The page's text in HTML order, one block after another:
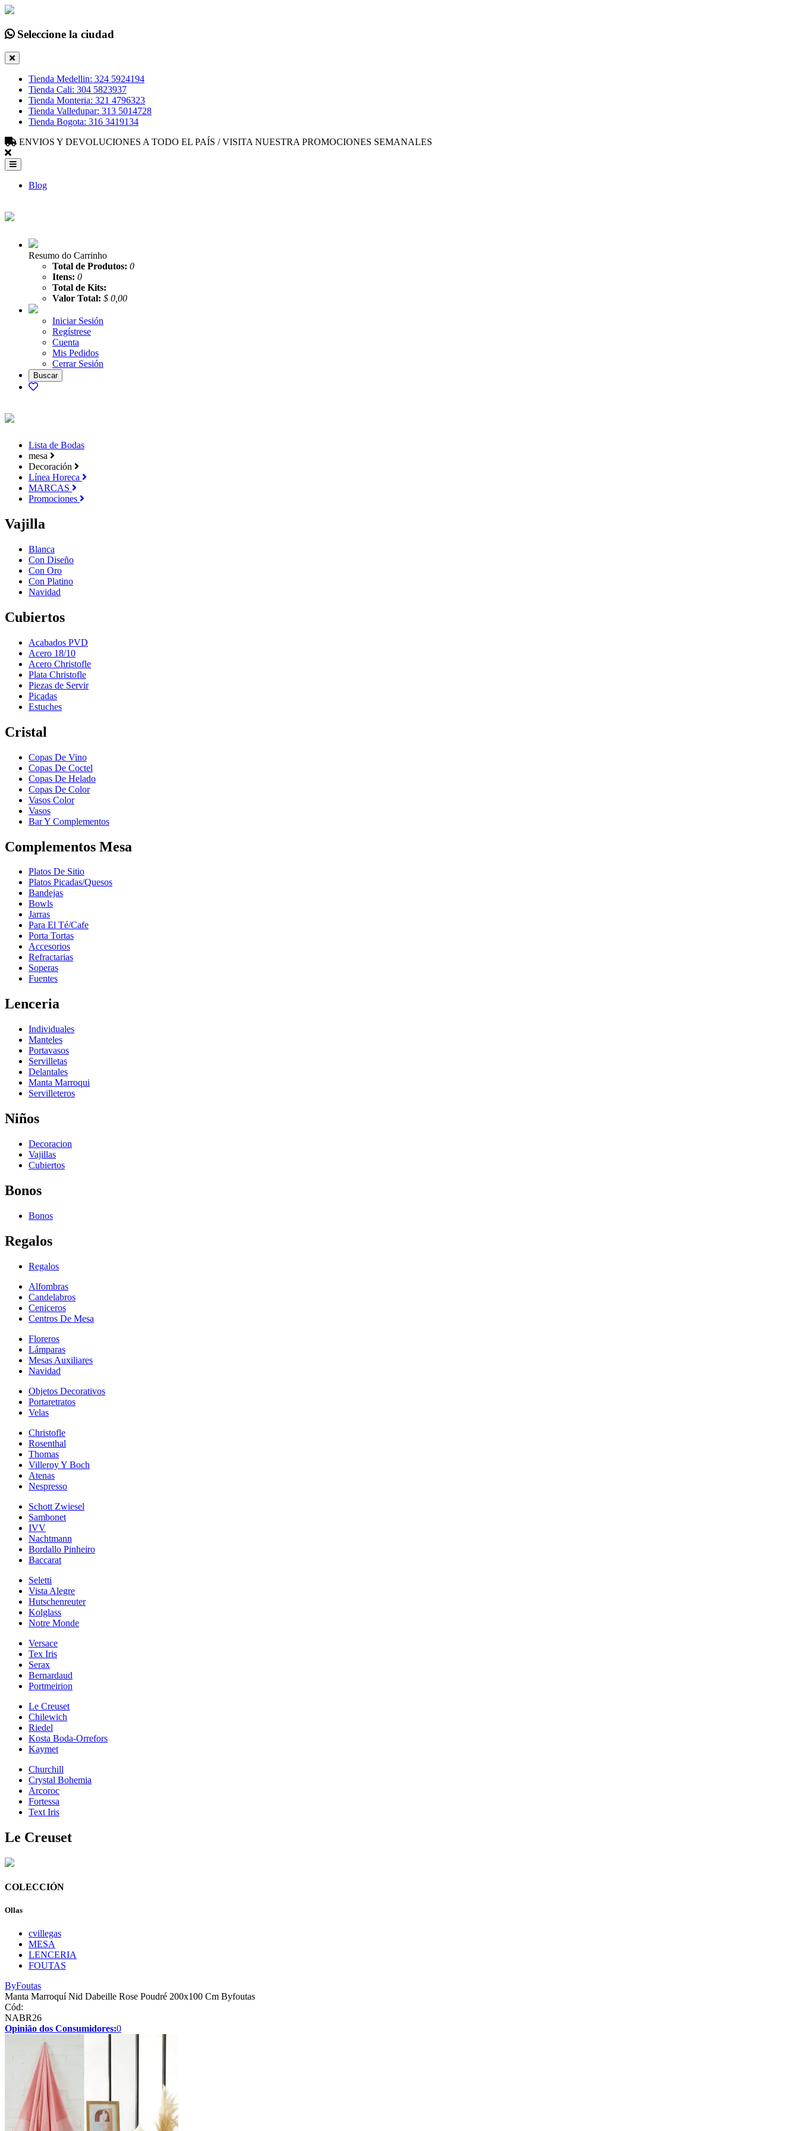
Seleccione la ciudad
Tienda Medellin: 324 5924194
Tienda Cali: 304 5823937
Tienda Monteria: 321 4796323
Tienda Valledupar: 313 5014728
Tienda Bogota: 316 3419134
ENVIOS Y DEVOLUCIONES A TODO EL PAÍS / VISITA NUESTRA PROMOCIONES SEMANALES
Blog
Resumo do Carrinho
Total de Produtos: 0
Itens: 0
Total de Kits:
Valor Total: $ 0,00
Iniciar Sesión
Regístrese
Cuenta
Mis Pedidos
Cerrar Sesión
Lista de Bodas
mesa
Decoración
Línea Horeca
MARCAS
Promociones
Vajilla
Blanca
Con Diseño
Con Oro
Con Platino
Navidad
Cubiertos
Acabados PVD
Acero 18/10
Acero Christofle
Plata Christofle
Piezas de Servir
Picadas
Estuches
Cristal
Copas De Vino
Copas De Coctel
Copas De Helado
Copas De Color
Vasos Color
Vasos
Bar Y Complementos
Complementos Mesa
Platos De Sitio
Platos Picadas/Quesos
Bandejas
Bowls
Jarras
Para El Té/Cafe
Porta Tortas
Accesorios
Refractarias
Soperas
Fuentes
Lenceria
Individuales
Manteles
Portavasos
Servilletas
Delantales
Manta Marroqui
Servilleteros
Niños
Decoracion
Vajillas
Cubiertos
Bonos
Bonos
Regalos
Regalos
Alfombras
Candelabros
Ceniceros
Centros De Mesa
Floreros
Lámparas
Mesas Auxiliares
Navidad
Objetos Decorativos
Portaretratos
Velas
Christofle
Rosenthal
Thomas
Villeroy Y Boch
Atenas
Nespresso
Schott Zwiesel
Sambonet
IVV
Nachtmann
Bordallo Pinheiro
Baccarat
Seletti
Vista Alegre
Hutschenreuter
Kolglass
Notre Monde
Versace
Tex Iris
Serax
Bernardaud
Portmeirion
Le Creuset
Chilewich
Riedel
Kosta Boda-Orrefors
Kaymet
Churchill
Crystal Bohemia
Arcoroc
Fortessa
Text Iris
Le Creuset
COLECCIÓN
Ollas
cvillegas
MESA
LENCERIA
FOUTAS
ByFoutas
Manta Marroquí Nid Dabeille Rose Poudré 200x100 Cm Byfoutas
Cód:
NABR26
Opinião dos Consumidores:0